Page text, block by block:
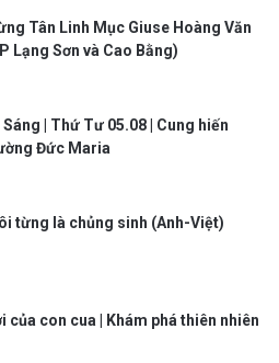
Tân Linh Mục Giuse Hoàng Văn
Lạng Sơn và Cao Bằng)
Sáng | Thứ Tư 05.08 | Cung hiến
Đức Maria
từng là chủng sinh (Anh-Việt)
của con cua | Khám phá thiên nhiên